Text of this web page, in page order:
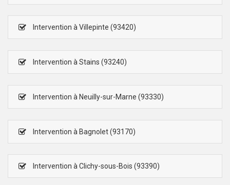
Intervention à Villepinte (93420)
Intervention à Stains (93240)
Intervention à Neuilly-sur-Marne (93330)
Intervention à Bagnolet (93170)
Intervention à Clichy-sous-Bois (93390)